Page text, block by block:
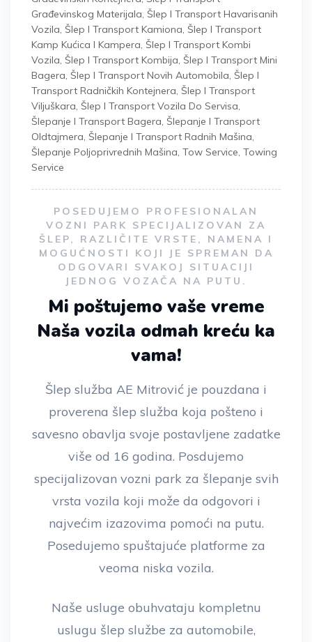
Građevinskog Materijala, Šlep I Transport Havarisanih
Vozila, Šlep I Transport Kamiona, Šlep I Transport
Kamp Kućica I Kampera, Šlep I Transport Kombi
Vozila, Šlep I Transport Kombija, Šlep I Transport Mini
Bagera, Šlep I Transport Novih Automobila, Šlep I
Transport Radničkih Kontejnera, Šlep I Transport
Viljuškara, Šlep I Transport Vozila Do Servisa,
Šlepanje I Transport Bagera, Šlepanje I Transport
Oldtajmera, Šlepanje I Transport Radnih Mašina,
Šlepanje Poljoprivrednih Mašina, Tow Service, Towing
Service
POSEDUJEMO PROFESIONALAN
VOZNI PARK SPECIJALIZOVAN ZA
ŠLEP, RAZLIČITE VRSTE, NAMENA I
MOGUĆNOSTI KOJI JE SPREMAN DA
ODGOVARI SVAKOJ SITUACIJI
JEDNOG VOZAČA NA PUTU.
Mi poštujemo vaše vreme
Naša vozila odmah kreću ka
vama!
Šlep služba AE Mitrović je pouzdana i
proverena šlep služba koja pošteno i
savesno obavlja svoje postavljene zadatke
više od 16 godina. Posdujemo
specijalizovan vozni park za šlepanje svih
vrsta vozila koji može da odgovori i
najvećim izazovima pomoći na putu.
Posedujemo spuštajuće platforme za
veoma niska vozila.
Naše usluge obuhvataju kompletnu
uslugu šlep službe za automobile,